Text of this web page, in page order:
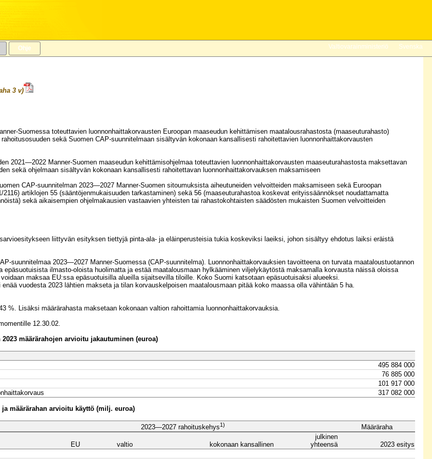
Ohje Valtiovarainministeriö Svenska
2023
investoinnit
3 v)
Suomessa toteuttavien luonnonhaittakorvausten Euroopan maaseudun kehittämisen maatalousrahastosta (maaseuturahasto)
sekä Suomen CAP-suunnitelmaan sisältyvän kokonaan kansallisesti rahoitettavien luonnonhaittakorvausten
2021—2022 Manner-Suomen maaseudun kehittämisohjelmaa toteuttavien luonnonhaittakorvausten maaseuturahastosta maksettavan
sekä ohjelmaan sisältyvän kokonaan kansallisesti rahoitettavan luonnonhaittakorvauksen maksamiseen
CAP-suunnitelman 2023—2027 Manner-Suomen sitoumuksista aiheutuneiden velvoitteiden maksamiseen sekä Euroopan
artiklojen 55 (sääntöjenmukaisuuden tarkastaminen) sekä 56 (maaseuturahastoa koskevat erityissäännökset noudattamatta
sekä aikaisempien ohjelmakausien vastaavien yhteisten tai rahastokohtaisten säädösten mukaisten Suomen velvoitteiden
liittyvän esityksen tiettyjä pinta-ala- ja eläinperusteisia tukia koskeviksi laeiksi, johon sisältyy ehdotus laiksi eräistä
suunnitelmaa 2023—2027 Manner-Suomessa (CAP-suunnitelma). Luonnonhaittakorvauksien tavoitteena on turvata maataloustuotannon
epäsuotuisista ilmasto-oloista huolimatta ja estää maatalousmaan hylkääminen viljelykäytöstä maksamalla korvausta näissä oloissa
maksaa EU:ssa epäsuotuisilla alueilla sijaitsevilla tiloille. Koko Suomi katsotaan epäsuotuisaksi alueeksi.
vuodesta 2023 lähtien makseta ja tilan korvauskelpoisen maatalousmaan pitää koko maassa olla vähintään 5 ha.
%. Lisäksi määrärahasta maksetaan kokonaan valtion rahoittamia luonnonhaittakorvauksia.
12.30.02.
määrärahojen arvioitu jakautuminen (euroa)
495 884 000
76 885 000
101 917 000
317 082 000
määrärahan arvioitu käyttö (milj. euroa)
2023—2027 rahoituskehys1) Määräraha
EU valtio kokonaan kansallinen
julkinen
yhteensä
2023 esitys